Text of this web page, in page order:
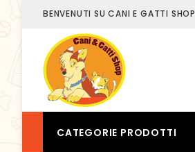
BENVENUTI SU CANI E GATTI SHOP
CATEGORIE PRODOTTI